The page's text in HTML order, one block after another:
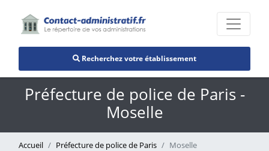
Recherchez votre établissement
Préfecture de police de Paris -
Moselle
Accueil Préfecture de police de Paris Moselle